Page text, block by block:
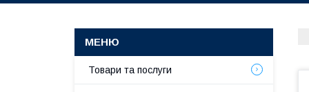
Товари та послуги